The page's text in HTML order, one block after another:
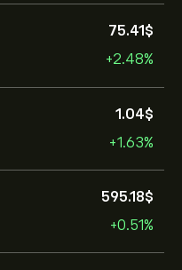
75.41‎$‎
+2.48%
1.04‎$‎
+1.63%
595.18‎$‎
+0.51%